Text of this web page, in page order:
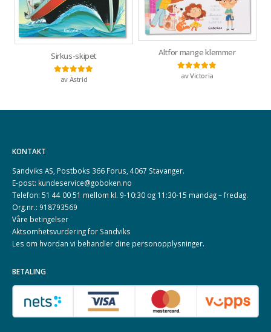
Sirkus-skipet
Vurdert5
av Astrid
Altfor mange klemmer
Vurdert5av 5
av Victoria
KONTAKT
Sandviks AS, Postboks 366 Forus, 4067 Stavanger.
E-post: kundeservice@goboken.no
Telefon: 51 44 00 51 mellom kl. 9-10:30 og 11:30-15 mandag – fredag.
Org.nr.: 918793569
Våre betingelser
Aktsomhetsvurdering for Sandviks
Les om hvordan vi behandler dine personopplysninger.
BETALING